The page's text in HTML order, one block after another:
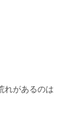
があるのは